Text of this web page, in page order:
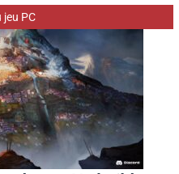
jeu PC